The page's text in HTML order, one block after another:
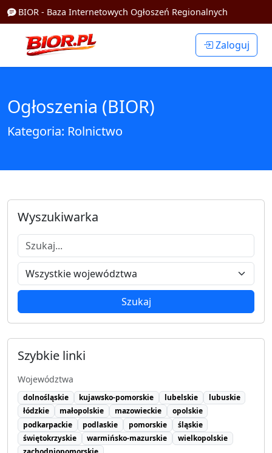
BIOR - Baza Internetowych Ogłoszeń Regionalnych
Zaloguj
Ogłoszenia (BIOR)
Kategoria: Rolnictwo
Wyszukiwarka
Szukaj
Szybkie linki
Województwa
dolnośląskie kujawsko-pomorskie lubelskie
lubuskie
łódzkie
małopolskie mazowieckie
opolskie
podkarpackie
podlaskie pomorskie
śląskie
świętokrzyskie
warmińsko-mazurskie
wielkopolskie